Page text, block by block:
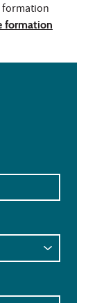
formation
formation